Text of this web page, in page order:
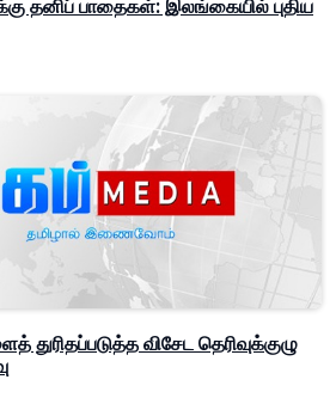
தனிப் பாதைகள்: இலங்கையில் புதிய
துரிதப்படுத்த விசேட தெரிவுக்குழு